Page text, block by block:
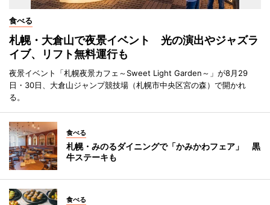
食べる
札幌・大倉山で夜景イベント 光の演出やジャズラ
イブ、リフト無料運行も
夜景イベント「札幌夜景カフェ～Sweet Light Garden～」が8月29
日・30日、大倉山ジャンプ競技場（札幌市中央区宮の森）で開かれ
る。
食べる
札幌・みのるダイニングで「かみかわフェア」 黒
牛ステーキも
食べる